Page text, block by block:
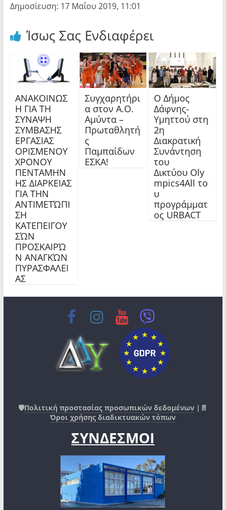
Δημοσίευση: 17 Μαΐου 2019, 11:01
Ίσως Σας Ενδιαφέρει
ΑΝΑΚΟΙΝΩΣ
Η ΓΙΑ ΤΗ
ΣΥΝΑΨΗ
ΣΥΜΒΑΣΗΣ
ΕΡΓΑΣΙΑΣ
ΟΡΙΣΜΕΝΟΥ
ΧΡΟΝΟΥ
ΠΕΝΤΑΜΗΝ
ΗΣ ΔΙΑΡΚΕΙΑΣ
ΓΙΑ ΤΗΝ
ΑΝΤΙΜΕΤΏΠΙ
ΣΗ
ΚΑΤΕΠΕΙΓΟΥ
ΣΏΝ
ΠΡΟΣΚΑΙΡΏ
Ν ΑΝΑΓΚΏΝ
ΠΥΡΑΣΦΑΛΕΙ
ΑΣ
Συγχαρητήρι
α στον Α.Ο.
Αμύντα –
Πρωταθλητή
ς
Παμπαίδων
ΕΣΚΑ!
Ο Δήμος
Δάφνης-
Υμηττού στη
2η
Διακρατική
Συνάντηση
του
Δικτύου Oly
mpics4All το
υ
προγράμματ
ος URBACT
🛡️Πολιτική προστασίας προσωπικών δεδομένων |📄
Όροι χρήσης διαδικτυακών τόπων
ΣΥΝΔΕΣΜΟΙ